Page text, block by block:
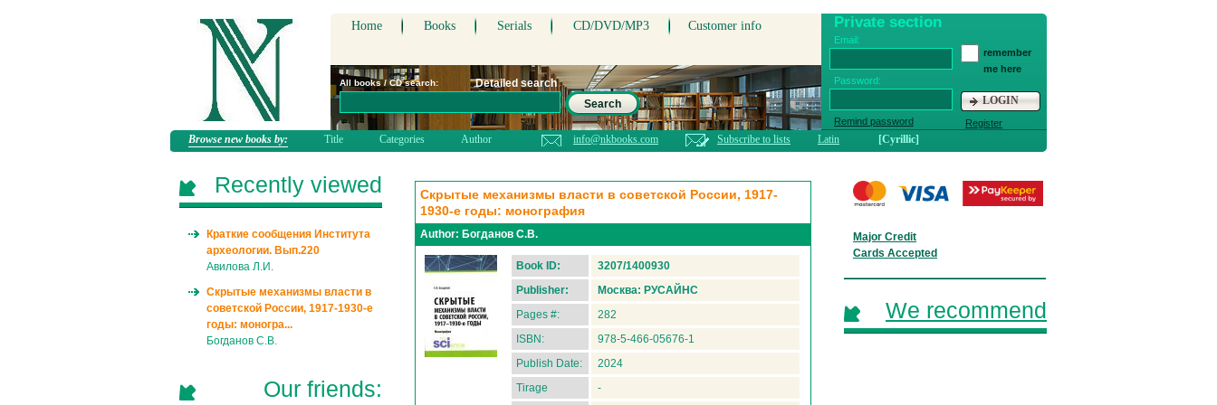
Home Books Serials CD/DVD/MP3 Customer info Private section
Email:
Password:
Remind password
remember
me here
LOGIN
Register
All books / CD search:
Detailed search
Search
Browse new books by: Title Categories Author info@nkbooks.com Subscribe to lists Latin [Cyrillic]
Скрытые механизмы власти в советской России, 1917-
1930-е годы: монография
Author: Богданов С.В.
Book ID:
3207/1400930
Publisher:
Москва: РУСАЙНС
Pages #:
282
ISBN:
978-5-466-05676-1
Publish Date:
2024
Tirage
-
Recently viewed
Краткие сообщения Института
археологии. Вып.220
Авилова Л.И.
Скрытые механизмы власти в
советской России, 1917-1930-е
годы: моногра...
Богданов С.В.
Our friends:
Major Credit
Cards Accepted
We recommend